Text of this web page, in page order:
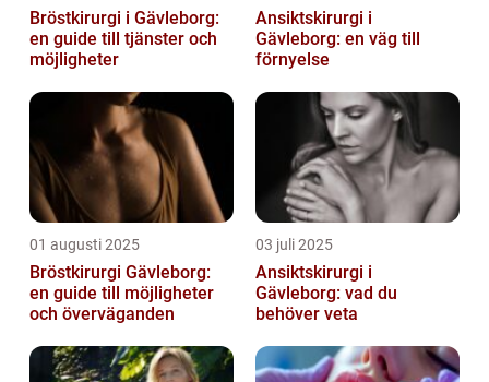
Bröstkirurgi i Gävleborg:
en guide till tjänster och
möjligheter
Ansiktskirurgi i
Gävleborg: en väg till
förnyelse
01 augusti 2025
Bröstkirurgi Gävleborg:
en guide till möjligheter
och överväganden
03 juli 2025
Ansiktskirurgi i
Gävleborg: vad du
behöver veta